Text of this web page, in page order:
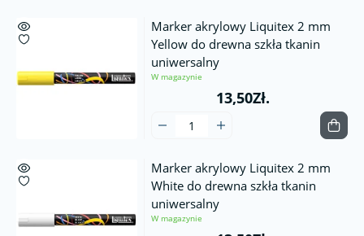
Marker akrylowy Liquitex 2 mm
Yellow do drewna szkła tkanin
uniwersalny
W magazynie
13,50Zł.
Marker akrylowy Liquitex 2 mm
White do drewna szkła tkanin
uniwersalny
W magazynie